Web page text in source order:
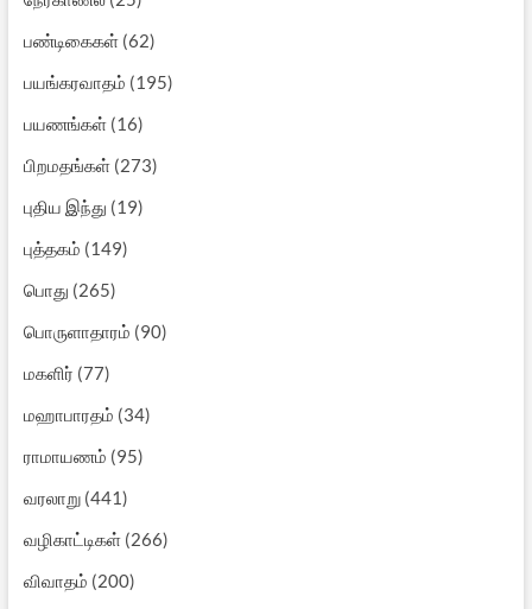
பண்டிகைகள்(62)
பயங்கரவாதம் (195)
பயணங்கள்(16)
பிறமதங்கள்(273)
புதிய இந்து (19)
புத்தகம் (149)
பொது (265)
பொருளாதாரம் (90)
மகளிர் (77)
மஹாபாரதம் (34)
ராமாயணம் (95)
வரலாறு(441)
வழிகாட்டிகள்(266)
விவாதம் (200)